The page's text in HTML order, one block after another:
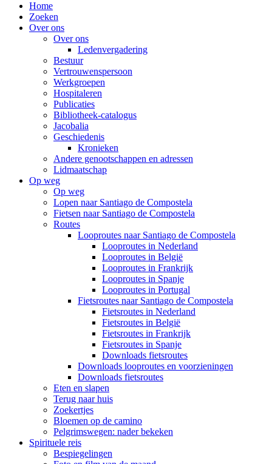
Home
Zoeken
Over ons
Over ons
Ledenvergadering
Bestuur
Vertrouwenspersoon
Werkgroepen
Hospitaleren
Publicaties
Bibliotheek-catalogus
Jacobalia
Geschiedenis
Kronieken
Andere genootschappen en adressen
Lidmaatschap
Op weg
Op weg
Lopen naar Santiago de Compostela
Fietsen naar Santiago de Compostela
Routes
Looproutes naar Santiago de Compostela
Looproutes in Nederland
Looproutes in België
Looproutes in Frankrijk
Looproutes in Spanje
Looproutes in Portugal
Fietsroutes naar Santiago de Compostela
Fietsroutes in Nederland
Fietsroutes in België
Fietsroutes in Frankrijk
Fietsroutes in Spanje
Downloads fietsroutes
Downloads looproutes en voorzieningen
Downloads fietsroutes
Eten en slapen
Terug naar huis
Zoekertjes
Bloemen op de camino
Pelgrimswegen: nader bekeken
Spirituele reis
Bespiegelingen